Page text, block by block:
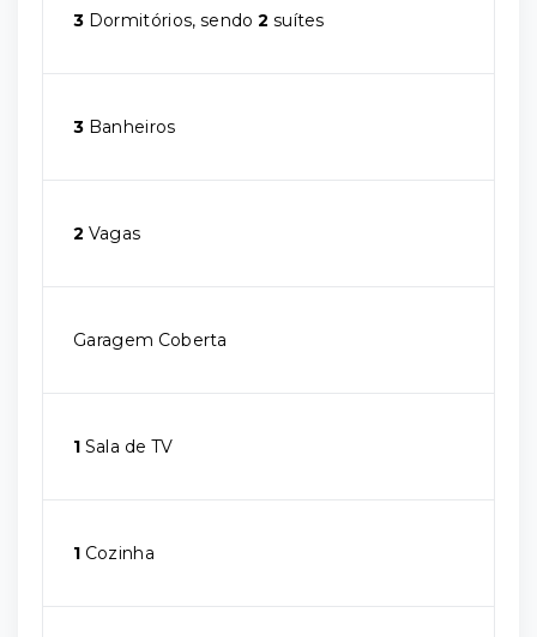
3 Dormitórios, sendo2 suítes
3 Banheiros
2 Vagas
Garagem Coberta
1 Sala de TV
1 Cozinha